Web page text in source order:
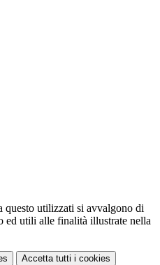
questo utilizzati si avvalgono di
ed utili alle finalità illustrate nella
Accetta tutti i cookies